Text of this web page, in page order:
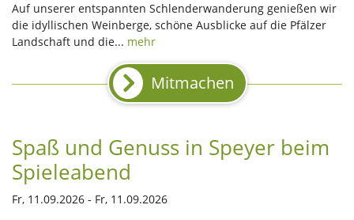
Auf unserer entspannten Schlenderwanderung genießen wir
die idyllischen Weinberge, schöne Ausblicke auf die Pfälzer
Landschaft und die... mehr
Mitmachen
Spaß und Genuss in Speyer beim
Spieleabend
Fr, 11.09.2026 - Fr, 11.09.2026